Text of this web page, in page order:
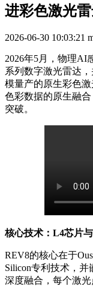
进彩色激光
2026-06-30 10:03:21
2026年5月，物理AI
系列数字激光雷达
模量产的原生彩色
色彩数据的原生融
突破。
核心技术： L4芯片
REV8的核心在于
Silicon专利技术，
深度融合，每个激